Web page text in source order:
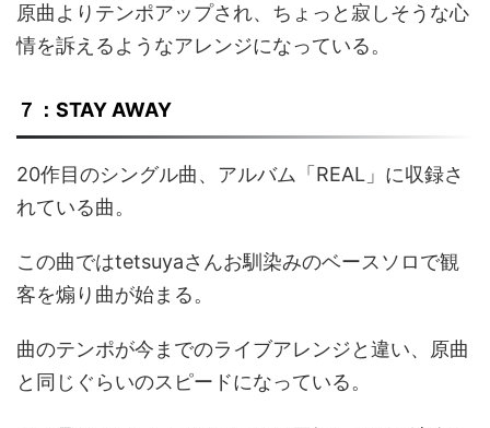
原曲よりテンポアップされ、ちょっと寂しそうな心
情を訴えるようなアレンジになっている。
７：STAY AWAY
20作目のシングル曲、アルバム「REAL」に収録さ
れている曲。
この曲ではtetsuyaさんお馴染みのベースソロで観
客を煽り曲が始まる。
曲のテンポが今までのライブアレンジと違い、原曲
と同じぐらいのスピードになっている。